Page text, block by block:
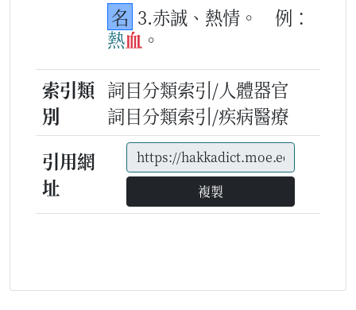
名 3.赤誠、熱情。
例：
熱血 。
索引類
別
詞目分類索引/人體器官
詞目分類索引/疾病醫療
引用網
址
複製